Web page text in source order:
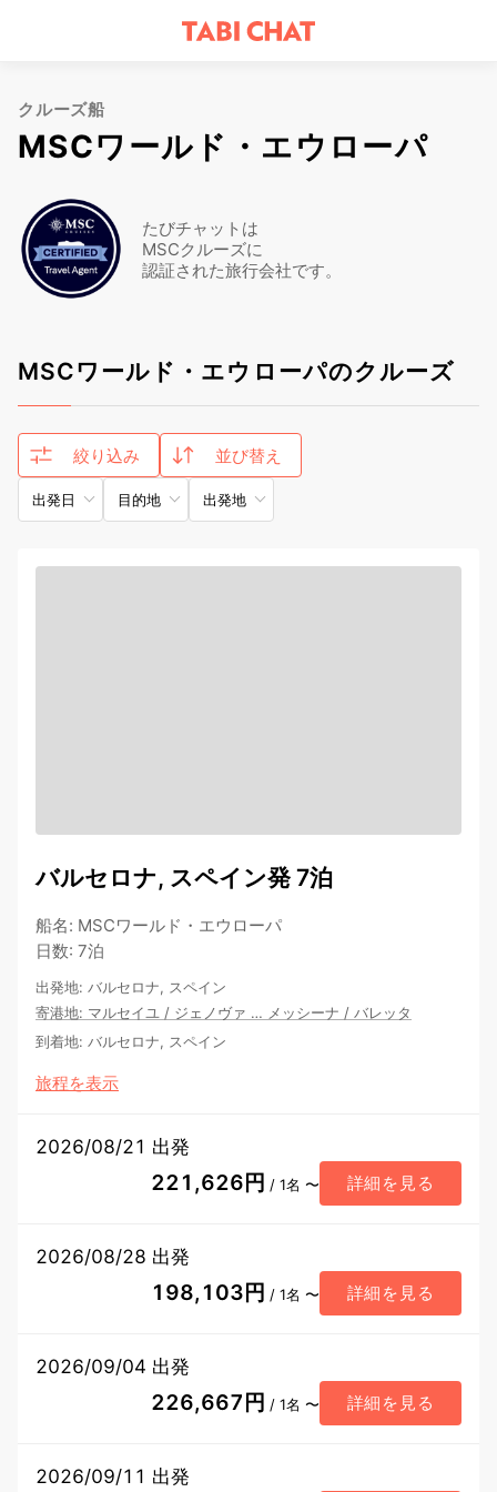
クルーズ船
MSCワールド・エウローパ
たびチャットは
MSCクルーズに
認証された旅行会社です。
MSCワールド・エウローパのクルーズ
絞り込み 並び替え
出発日 目的地 出発地
バルセロナ, スペイン発 7泊
船名: MSCワールド・エウローパ
日数: 7泊
出発地: バルセロナ, スペイン
寄港地: マルセイユ / ジェノヴァ … メッシーナ / バレッタ
到着地: バルセロナ, スペイン
旅程を表示
2026/08/21 出発
221,626円 / 1名 〜 詳細を見る
2026/08/28 出発
198,103円 / 1名 〜 詳細を見る
2026/09/04 出発
226,667円 / 1名 〜 詳細を見る
2026/09/11 出発